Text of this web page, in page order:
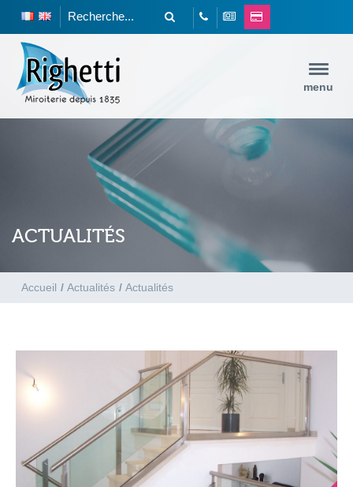
menu
ACTUALITÉS
Accueil / Actualités / Actualités